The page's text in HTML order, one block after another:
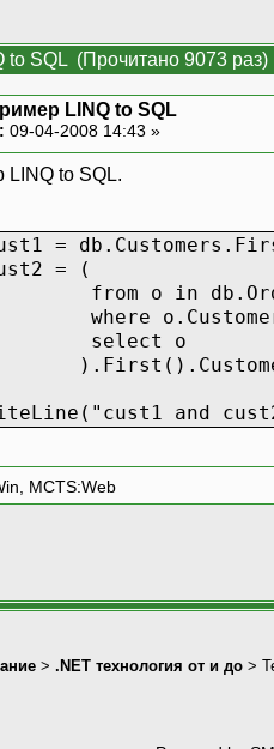
SQL (Прочитано 9073 раз)
LINQ to SQL
: 09-04-2008 14:43 »
LINQ to SQL.
=
= (
in
o
and
MCTS:Web
> .NET технология от и до >